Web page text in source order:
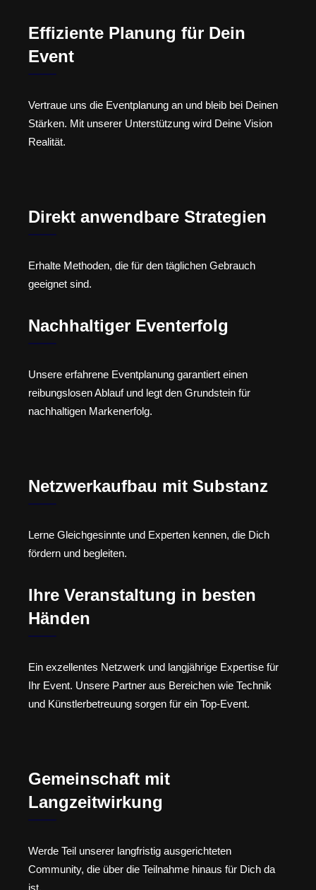
Effiziente Planung für Dein
Event
Vertraue uns die Eventplanung an und bleib bei Deinen
Stärken. Mit unserer Unterstützung wird Deine Vision
Realität.
Direkt anwendbare Strategien
Erhalte Methoden, die für den täglichen Gebrauch
geeignet sind.
Nachhaltiger Eventerfolg
Unsere erfahrene Eventplanung garantiert einen
reibungslosen Ablauf und legt den Grundstein für
nachhaltigen Markenerfolg.
Netzwerkaufbau mit Substanz
Lerne Gleichgesinnte und Experten kennen, die Dich
fördern und begleiten.
Ihre Veranstaltung in besten
Händen
Ein exzellentes Netzwerk und langjährige Expertise für
Ihr Event. Unsere Partner aus Bereichen wie Technik
und Künstlerbetreuung sorgen für ein Top-Event.
Gemeinschaft mit
Langzeitwirkung
Werde Teil unserer langfristig ausgerichteten
Community, die über die Teilnahme hinaus für Dich da
ist.